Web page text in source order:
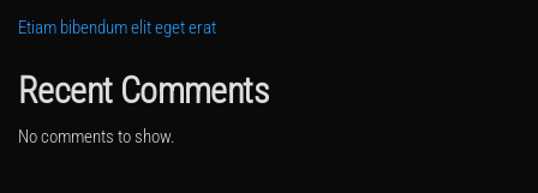
Etiam bibendum elit eget erat
Recent Comments
No comments to show.